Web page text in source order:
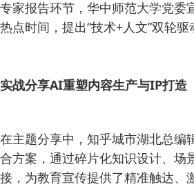
专家报告环节，华中师范大学党委
热点时间，提出“技术+人文”双轮驱
实战分享AI重塑内容生产与IP打造
在主题分享中，知乎城市湖北总编
合方案，通过碎片化知识设计、场
接，为教育宣传提供了精准触达、